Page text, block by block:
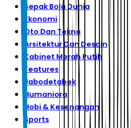
Sepak Bola Dunia
Ekonomi
Oto Dan Tekno
Arsitektur Dan Desain
Kabinet Merah Putih
Features
Jabodetabek
Humaniora
Hobi & Kesenangan
Sports